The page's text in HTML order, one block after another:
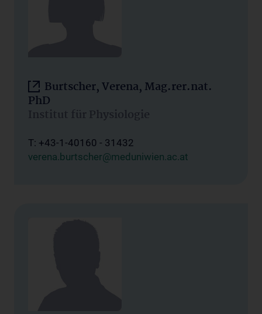
Burtscher, Verena, Mag.rer.nat.
PhD
Institut für Physiologie
T: +43-1-40160 - 31432
verena.burtscher@meduniwien.ac.at